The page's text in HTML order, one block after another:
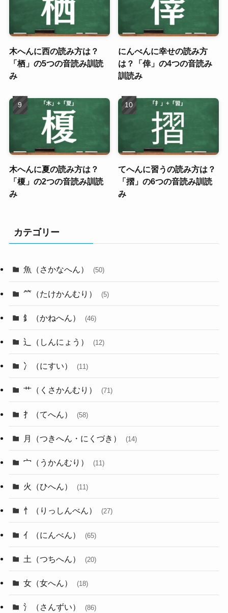
木へんに西の読み方は？
「栖」の5つの音読み訓読
み
にんべんに幸せの読み方
は？「倖」の4つの音読み
訓読み
木へんに夏の読み方は？
「榎」の2つの音読み訓読
み
てへんに習うの読み方は？
「摺」の6つの音読み訓読
み
カテゴリー
魚（さかなへん） (50)
⺮（たけかんむり） (5)
釒（かねへん） (46)
辶（しんにょう） (12)
冫（にすい） (11)
艹（くさかんむり） (71)
扌（てへん） (58)
月（つきへん・にくづき） (14)
宀（うかんむり） (11)
火（ひへん） (11)
忄（りっしんべん） (27)
亻（にんべん） (65)
土（つちへん） (20)
女（女へん） (18)
氵（さんずい） (86)